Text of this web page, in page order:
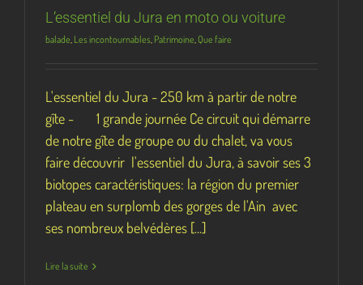
L’essentiel du Jura en moto ou voiture
balade, Les incontournables, Patrimoine, Que faire
L'essentiel du Jura - 250 km à partir de notre
gîte - 1 grande journée Ce circuit qui démarre
de notre gîte de groupe ou du chalet, va vous
faire découvrir l'essentiel du Jura, à savoir ses 3
biotopes caractéristiques: la région du premier
plateau en surplomb des gorges de l'Ain avec
ses nombreux belvédères [...]
Lire la suite